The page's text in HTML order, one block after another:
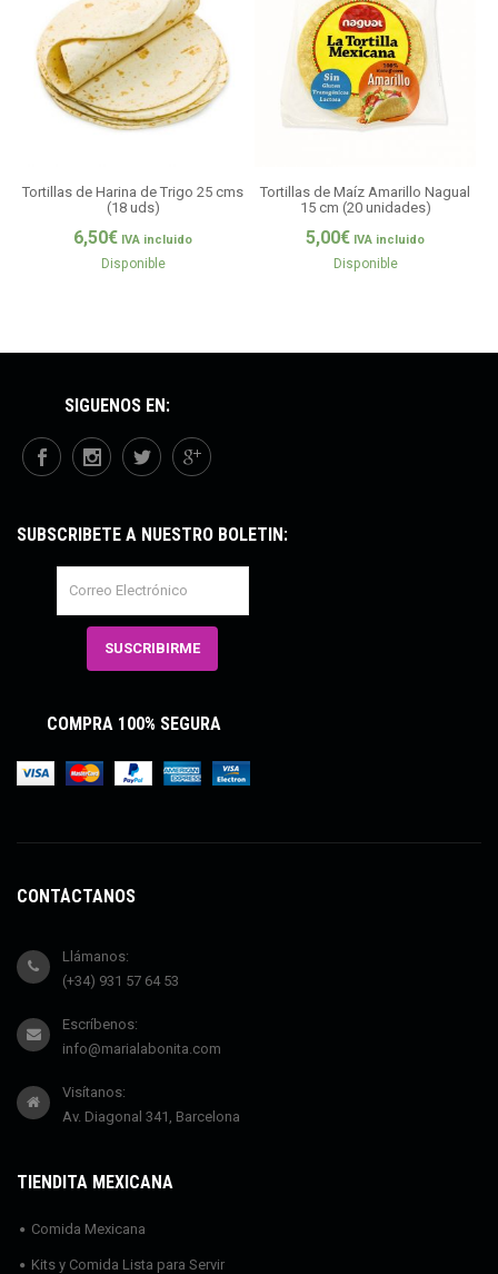
Tortillas de Harina de Trigo 25 cms
(18 uds)
6,50€ IVA incluido
Disponible
Tortillas de Maíz Amarillo Nagual
15 cm (20 unidades)
5,00€ IVA incluido
Disponible
SÍGUENOS EN:
SUBSCRÍBETE A NUESTRO BOLETÍN:
COMPRA 100% SEGURA
CONTÁCTANOS
Llámanos:
(+34) 931 57 64 53
Escríbenos:
info@marialabonita.com
Visítanos:
Av. Diagonal 341, Barcelona
TIENDITA MEXICANA
Comida Mexicana
Kits y Comida Lista para Servir